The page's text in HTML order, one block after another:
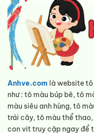
Anhve.com là website
như : tô màu búp bê, tô
màu siêu anh hùng, tô
trái cây, tô màu thể
con vit truy cập ngay để